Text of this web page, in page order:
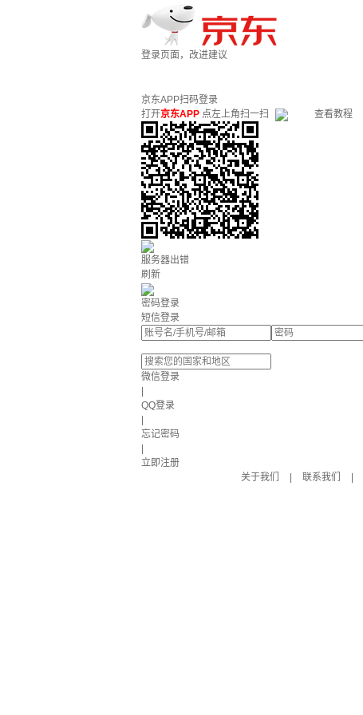
登录页面，改进建议
京东APP扫码登录
打开京东APP 点左上角扫一扫 查看教程
服务器出错
刷新
密码登录
短信登录
微信登录
QQ登录
忘记密码
立即注册
关于我们
联系我们